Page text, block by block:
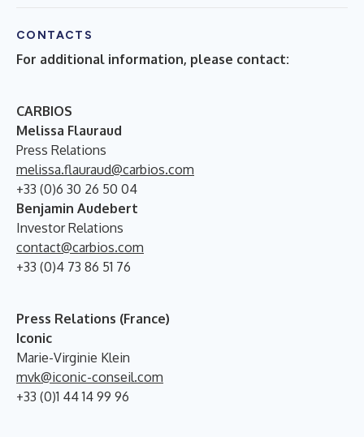
CONTACTS
For additional information, please contact:
CARBIOS
Melissa Flauraud
Press Relations
melissa.flauraud@carbios.com
+33 (0)6 30 26 50 04
Benjamin Audebert
Investor Relations
contact@carbios.com
+33 (0)4 73 86 51 76
Press Relations (France)
Iconic
Marie-Virginie Klein
mvk@iconic-conseil.com
+33 (0)1 44 14 99 96